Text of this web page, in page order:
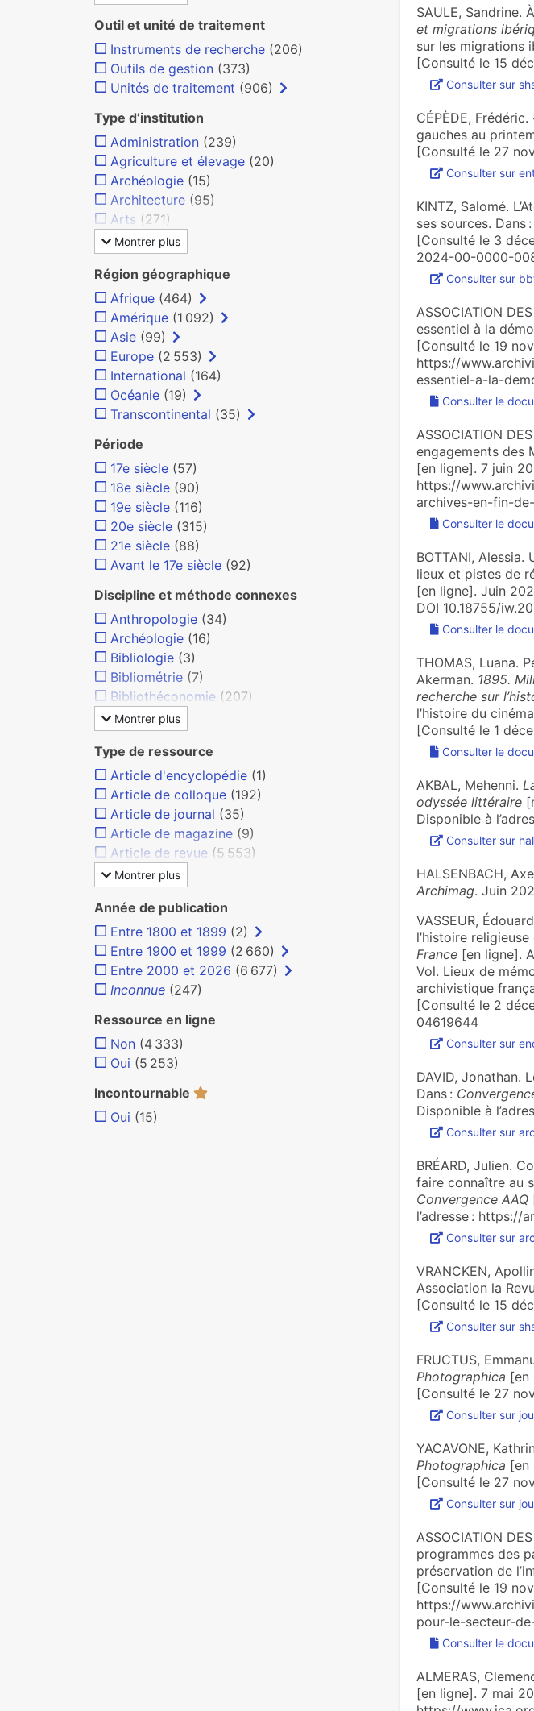
SAULE, Sandrine.
et migrations
sur les migrations
[Consulté le 15
Consulter sur
CÉPÈDE,
gauches au
[Consulté le 27
Consulter sur
KINTZ, Salomé.
ses sources. Dans :
[Consulté le 3
2024-00-0000-
Consulter sur
ASSOCIATION
essentiel à la
[Consulté le 19
https://
essentiel-a-la-
Consulter le
ASSOCIATION
engagements des
[en ligne]. 7 juin
https://
archives-en-fin-
Consulter le
BOTTANI,
lieux et pistes de
[en ligne]. Juin
DOI 10.18755/
Consulter le
THOMAS, Luana.
Akerman. 1895.
recherche sur
l’histoire du
[Consulté le 1
Consulter le
AKBAL, Mehenni.
odyssée littéraire
Disponible à
Consulter sur
HALSENBACH,
Archimag. Juin
VASSEUR,
l’histoire
France[en ligne].
Vol. Lieux de
archivistique
[Consulté le 2
04619644
Consulter sur
DAVID, Jonathan.
Dans :
Disponible à
Consulter sur
BRÉARD, Julien.
faire connaître au
Convergence AAQ
l’adresse :
Consulter sur
VRANCKEN,
Association la
[Consulté le 15
Consulter sur
FRUCTUS,
Photographica [en
[Consulté le 27
Consulter sur
YACAVONE,
Photographica [en
[Consulté le 27
Consulter sur
ASSOCIATION
programmes des
préservation de
[Consulté le 19
https://
pour-le-secteur-
Consulter le
ALMERAS,
[en ligne]. 7 mai
Outil et unité de traitement
Instruments de recherche (206)
Outils de gestion (373)
Unités de traitement (906)
Type d’institution
Administration (239)
Agriculture et élevage (20)
Archéologie (15)
Architecture (95)
Arts (271)
Montrer plus
Région géographique
Afrique (464)
Amérique (1 092)
Asie (99)
Europe (2 553)
International (164)
Océanie (19)
Transcontinental (35)
Période
17e siècle (57)
18e siècle (90)
19e siècle (116)
20e siècle (315)
21e siècle (88)
Avant le 17e siècle (92)
Discipline et méthode connexes
Anthropologie (34)
Archéologie (16)
Bibliologie (3)
Bibliométrie (7)
Bibliothéconomie (207)
Montrer plus
Type de ressource
Article d'encyclopédie (1)
Article de colloque (192)
Article de journal (35)
Article de magazine (9)
Article de revue (5 553)
Montrer plus
Année de publication
Entre 1800 et 1899 (2)
Entre 1900 et 1999 (2 660)
Entre 2000 et 2026 (6 677)
Inconnue (247)
Ressource en ligne
Non (4 333)
Oui (5 253)
Incontournable
Oui (15)